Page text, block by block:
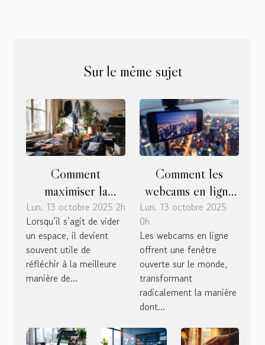
Sur le même sujet
Comment
maximiser la
valorisation
d'objets lors d'un
débarras ?
Lun. 13 octobre 2025 2h
Lorsqu’il s’agit de vider
un espace, il devient
souvent utile de
réfléchir à la meilleure
manière de...
Comment les
webcams en ligne
transforment-elles
monde ?
Lun. 13 octobre 2025
0h
Les webcams en ligne
offrent une fenêtre
ouverte sur le monde,
transformant
radicalement la manière
dont...